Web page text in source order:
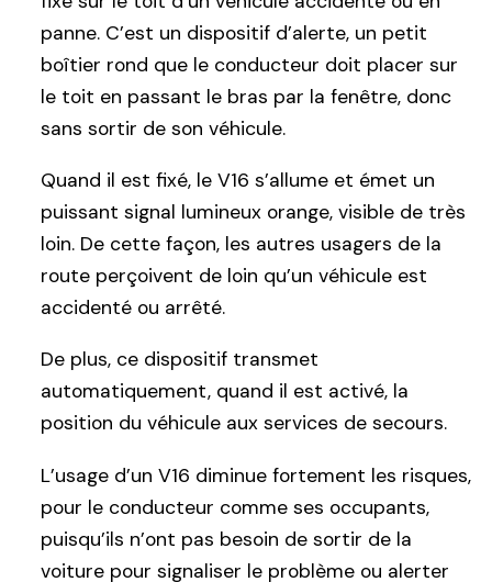
panne. C’est un dispositif d’alerte, un petit
boîtier rond que le conducteur doit placer sur
le toit en passant le bras par la fenêtre, donc
sans sortir de son véhicule.
Quand il est fixé, le V16 s’allume et émet un
puissant signal lumineux orange, visible de très
loin. De cette façon, les autres usagers de la
route perçoivent de loin qu’un véhicule est
accidenté ou arrêté.
De plus, ce dispositif transmet
automatiquement, quand il est activé, la
position du véhicule aux services de secours.
L’usage d’un V16 diminue fortement les risques,
pour le conducteur comme ses occupants,
puisqu’ils n’ont pas besoin de sortir de la
voiture pour signaliser le problème ou alerter